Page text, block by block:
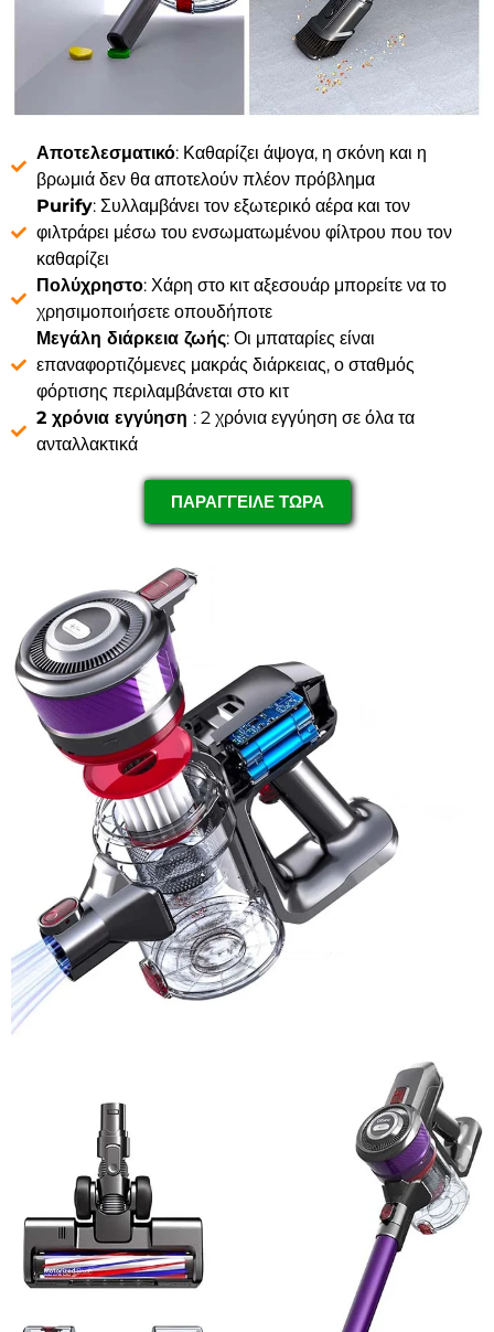
Αποτελεσματικό: Καθαρίζει άψογα, η σκόνη και η
βρωμιά δεν θα αποτελούν πλέον πρόβλημα
Purify: Συλλαμβάνει τον εξωτερικό αέρα και τον
φιλτράρει μέσω του ενσωματωμένου φίλτρου που τον
καθαρίζει
Πολύχρηστο: Χάρη στο κιτ αξεσουάρ μπορείτε να το
χρησιμοποιήσετε οπουδήποτε
Μεγάλη διάρκεια ζωής: Οι μπαταρίες είναι
επαναφορτιζόμενες μακράς διάρκειας, ο σταθμός
φόρτισης περιλαμβάνεται στο κιτ
2 χρόνια εγγύηση : 2 χρόνια εγγύηση σε όλα τα
ανταλλακτικά
ΠΑΡΑΓΓΕΙΛΕ ΤΩΡΑ